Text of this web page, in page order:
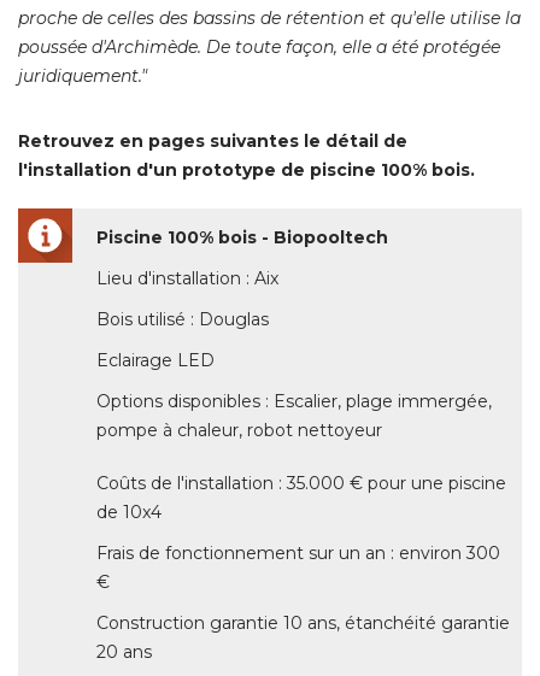
proche de celles des bassins de rétention et qu'elle utilise la
poussée d'Archimède. De toute façon, elle a été protégée
juridiquement."
Retrouvez en pages suivantes le détail de
l'installation d'un prototype de piscine 100% bois.
Piscine 100% bois - Biopooltech
Lieu d'installation : Aix
Bois utilisé : Douglas
Eclairage LED
Options disponibles : Escalier, plage immergée,
pompe à chaleur, robot nettoyeur
Coûts de l'installation : 35.000 € pour une piscine
de 10x4
Frais de fonctionnement sur un an : environ 300
€
Construction garantie 10 ans, étanchéité garantie
20 ans